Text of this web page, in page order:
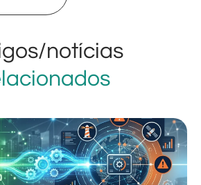
notícias